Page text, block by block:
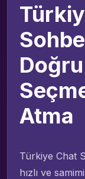
Atma
Türkiye Chat
hızlı ve